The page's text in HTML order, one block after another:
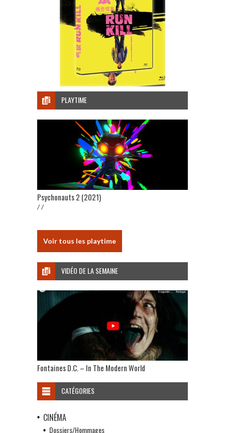
PLAYTIME
Psychonauts 2 (2021)
/ /
Voir tous les playtime
VIDÉO DE LA SEMAINE
Fontaines D.C. – In The Modern World
CATÉGORIES
CINÉMA
Dossiers/Hommages